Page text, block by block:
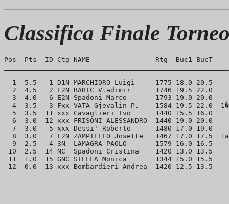
Classifica Finale
Pos  Pts  ID Ctg NAME                Rtg  Buc1 BucT
  1  5.5   1 D1N MARCHIORO Luigi     1775 18.0 20.5
  2  4.5   2 E2N BABIC Vladimir      1746 19.5 22.0
  3  4.0   6 E2N Spadoni Marco       1793 19.0 20.0
4  3.5   3 Fxx VATA Gjevalin P.    1584 19.5 22.0
  5  3.5  11 xxx Cavaglieri Ivo      1440 15.5 16.0
  6  3.0  12 xxx FRISONI ALESSANDRO  1440 19.0 20.0
  7  3.0   5 xxx Dessi' Roberto      1480 17.0 19.0
8  3.0   7 F2N ZAMPIELLO Josette   1467 17.0 17.5
  9  2.5   4 3N  LAMAGRA PAOLO       1579 16.0 16.5
10  2.5  14 NC  Spadoni Cristina    1420 13.0 13.5
11  1.0  15 GNC STELLA Monica       1344 15.0 15.5